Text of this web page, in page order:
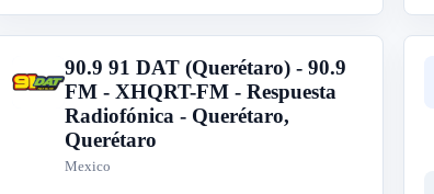
9
90.9 91 DAT (Querétaro) - 90.9
FM - XHQRT-FM - Respuesta
Radiofónica - Querétaro,
Querétaro
Mexico